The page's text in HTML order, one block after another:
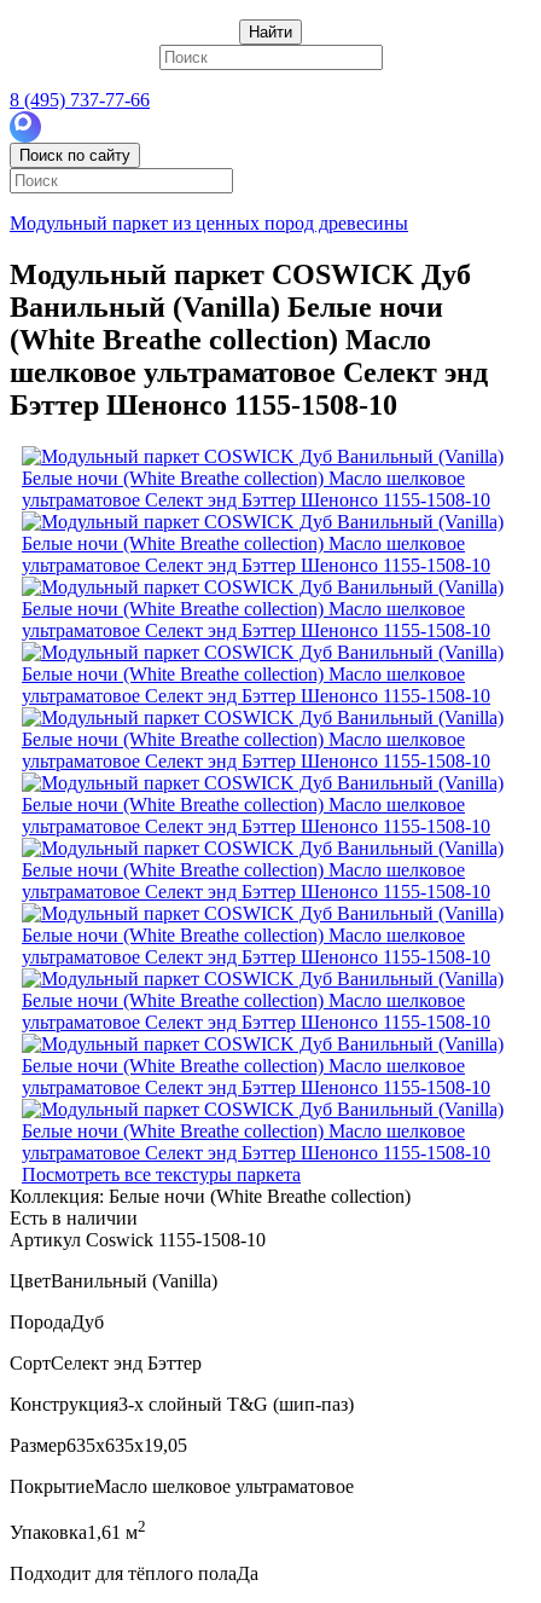
Найти
8 (495) 737-77-66
Поиск по сайту
Модульный паркет из ценных пород древесины
Модульный паркет COSWICK Дуб
Ванильный (Vanilla) Белые ночи
(White Breathe collection) Масло
шелковое ультраматовое Селект энд
Бэттер Шенонсо 1155-1508-10
Посмотреть все текстуры паркета
Коллекция: Белые ночи (White Breathe collection)
Есть в наличии
Артикул Coswick 1155-1508-10
ЦветВанильный (Vanilla)
ПородаДуб
СортСелект энд Бэттер
Конструкция3-х слойный T&G (шип-паз)
Размер635x635x19,05
ПокрытиеМасло шелковое ультраматовое
Упаковка1,61 м2
Подходит для тёплого полаДа